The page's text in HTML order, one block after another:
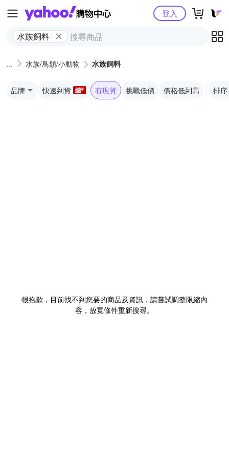
Yahoo購物中心
水族飼料
登入
水族/鳥類/小動物 水族飼料
品牌 快速到貨 有現貨 挑戰低價 價格低到高 排序
很抱歉，目前找不到您要的商品及資訊，請嘗試調整限縮內
容，放寬條件重新搜尋。